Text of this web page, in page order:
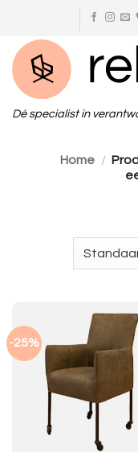
content
Dé specialist in
Home /
-25%